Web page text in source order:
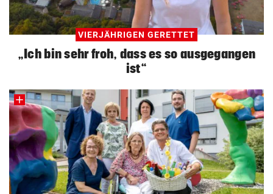
VIERJÄHRIGEN GERETTET
„Ich bin sehr froh, dass es so ausgegangen
ist“